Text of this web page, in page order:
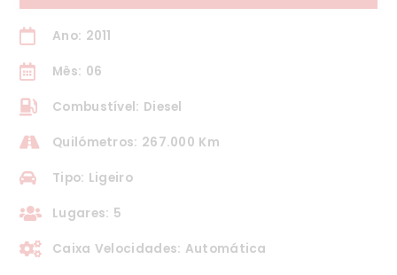
Ano: 2011
Mês: 06
Combustível: Diesel
Quilómetros: 267.000 Km
Tipo: Ligeiro
Lugares: 5
Caixa Velocidades: Automática